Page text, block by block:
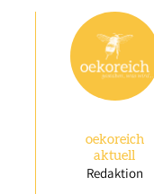
oekoreich
aktuell
Redaktion